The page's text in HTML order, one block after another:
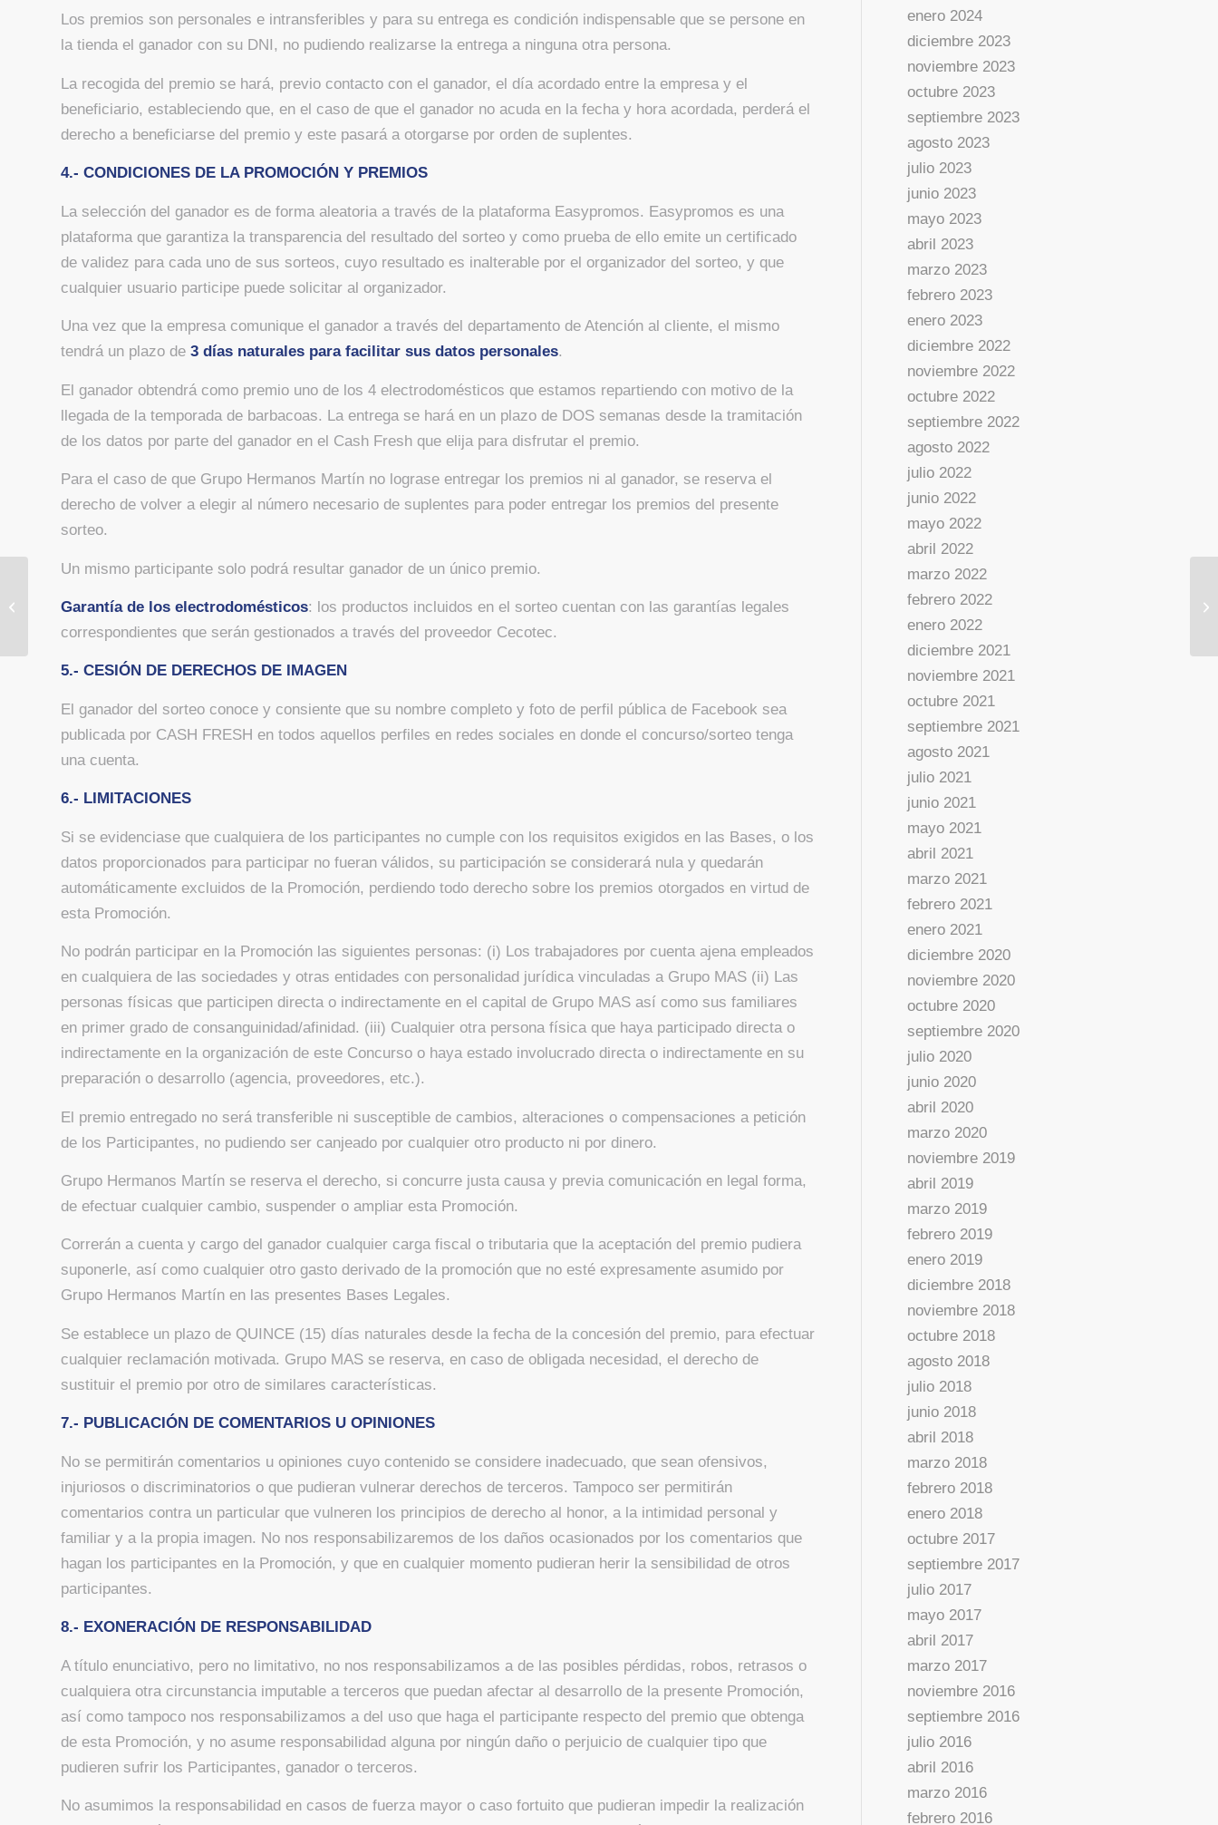
Los premios son personales e intransferibles y para su entrega es condición indispensable que se persone en
la tienda el ganador con su DNI, no pudiendo realizarse la entrega a ninguna otra persona.
La recogida del premio se hará, previo contacto con el ganador, el día acordado entre la empresa y el
beneficiario, estableciendo que, en el caso de que el ganador no acuda en la fecha y hora acordada, perderá el
derecho a beneficiarse del premio y este pasará a otorgarse por orden de suplentes.
4.- CONDICIONES DE LA PROMOCIÓN Y PREMIOS
La selección del ganador es de forma aleatoria a través de la plataforma Easypromos. Easypromos es una
plataforma que garantiza la transparencia del resultado del sorteo y como prueba de ello emite un certificado
de validez para cada uno de sus sorteos, cuyo resultado es inalterable por el organizador del sorteo, y que
cualquier usuario participe puede solicitar al organizador.
Una vez que la empresa comunique el ganador a través del departamento de Atención al cliente, el mismo
tendrá un plazo de 3 días naturales para facilitar sus datos personales.
El ganador obtendrá como premio uno de los 4 electrodomésticos que estamos repartiendo con motivo de la
llegada de la temporada de barbacoas. La entrega se hará en un plazo de DOS semanas desde la tramitación
de los datos por parte del ganador en el Cash Fresh que elija para disfrutar el premio.
Para el caso de que Grupo Hermanos Martín no lograse entregar los premios ni al ganador, se reserva el
derecho de volver a elegir al número necesario de suplentes para poder entregar los premios del presente
sorteo.
Un mismo participante solo podrá resultar ganador de un único premio.
Garantía de los electrodomésticos: los productos incluidos en el sorteo cuentan con las garantías legales
correspondientes que serán gestionados a través del proveedor Cecotec.
5.- CESIÓN DE DERECHOS DE IMAGEN
El ganador del sorteo conoce y consiente que su nombre completo y foto de perfil pública de Facebook sea
publicada por CASH FRESH en todos aquellos perfiles en redes sociales en donde el concurso/sorteo tenga
una cuenta.
6.- LIMITACIONES
Si se evidenciase que cualquiera de los participantes no cumple con los requisitos exigidos en las Bases, o los
datos proporcionados para participar no fueran válidos, su participación se considerará nula y quedarán
automáticamente excluidos de la Promoción, perdiendo todo derecho sobre los premios otorgados en virtud de
esta Promoción.
No podrán participar en la Promoción las siguientes personas: (i) Los trabajadores por cuenta ajena empleados
en cualquiera de las sociedades y otras entidades con personalidad jurídica vinculadas a Grupo MAS (ii) Las
personas físicas que participen directa o indirectamente en el capital de Grupo MAS así como sus familiares
en primer grado de consanguinidad/afinidad. (iii) Cualquier otra persona física que haya participado directa o
indirectamente en la organización de este Concurso o haya estado involucrado directa o indirectamente en su
preparación o desarrollo (agencia, proveedores, etc.).
El premio entregado no será transferible ni susceptible de cambios, alteraciones o compensaciones a petición
de los Participantes, no pudiendo ser canjeado por cualquier otro producto ni por dinero.
Grupo Hermanos Martín se reserva el derecho, si concurre justa causa y previa comunicación en legal forma,
de efectuar cualquier cambio, suspender o ampliar esta Promoción.
Correrán a cuenta y cargo del ganador cualquier carga fiscal o tributaria que la aceptación del premio pudiera
suponerle, así como cualquier otro gasto derivado de la promoción que no esté expresamente asumido por
Grupo Hermanos Martín en las presentes Bases Legales.
Se establece un plazo de QUINCE (15) días naturales desde la fecha de la concesión del premio, para efectuar
cualquier reclamación motivada. Grupo MAS se reserva, en caso de obligada necesidad, el derecho de
sustituir el premio por otro de similares características.
7.- PUBLICACIÓN DE COMENTARIOS U OPINIONES
No se permitirán comentarios u opiniones cuyo contenido se considere inadecuado, que sean ofensivos,
injuriosos o discriminatorios o que pudieran vulnerar derechos de terceros. Tampoco ser permitirán
comentarios contra un particular que vulneren los principios de derecho al honor, a la intimidad personal y
familiar y a la propia imagen. No nos responsabilizaremos de los daños ocasionados por los comentarios que
hagan los participantes en la Promoción, y que en cualquier momento pudieran herir la sensibilidad de otros
participantes.
8.- EXONERACIÓN DE RESPONSABILIDAD
A título enunciativo, pero no limitativo, no nos responsabilizamos a de las posibles pérdidas, robos, retrasos o
cualquiera otra circunstancia imputable a terceros que puedan afectar al desarrollo de la presente Promoción,
así como tampoco nos responsabilizamos a del uso que haga el participante respecto del premio que obtenga
de esta Promoción, y no asume responsabilidad alguna por ningún daño o perjuicio de cualquier tipo que
pudieren sufrir los Participantes, ganador o terceros.
No asumimos la responsabilidad en casos de fuerza mayor o caso fortuito que pudieran impedir la realización
enero 2024
diciembre 2023
noviembre 2023
octubre 2023
septiembre 2023
agosto 2023
julio 2023
junio 2023
mayo 2023
abril 2023
marzo 2023
febrero 2023
enero 2023
diciembre 2022
noviembre 2022
octubre 2022
septiembre 2022
agosto 2022
julio 2022
junio 2022
mayo 2022
abril 2022
marzo 2022
febrero 2022
enero 2022
diciembre 2021
noviembre 2021
octubre 2021
septiembre 2021
agosto 2021
julio 2021
junio 2021
mayo 2021
abril 2021
marzo 2021
febrero 2021
enero 2021
diciembre 2020
noviembre 2020
octubre 2020
septiembre 2020
julio 2020
junio 2020
abril 2020
marzo 2020
noviembre 2019
abril 2019
marzo 2019
febrero 2019
enero 2019
diciembre 2018
noviembre 2018
octubre 2018
agosto 2018
julio 2018
junio 2018
abril 2018
marzo 2018
febrero 2018
enero 2018
octubre 2017
septiembre 2017
julio 2017
mayo 2017
abril 2017
marzo 2017
noviembre 2016
septiembre 2016
julio 2016
abril 2016
marzo 2016
febrero 2016
electrodomésticos